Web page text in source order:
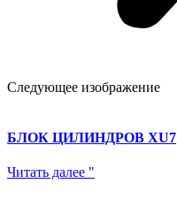
Следующее изображение
БЛОК ЦИЛИНДРОВ XU7
Читать далее "